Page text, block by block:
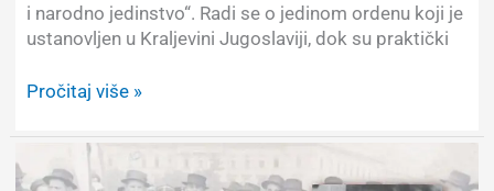
i narodno jedinstvo“. Radi se o jedinom ordenu koji je
ustanovljen u Kraljevini Jugoslaviji, dok su praktički
Prikaz
Jugoslavija,
Orden
Pročitaj više »